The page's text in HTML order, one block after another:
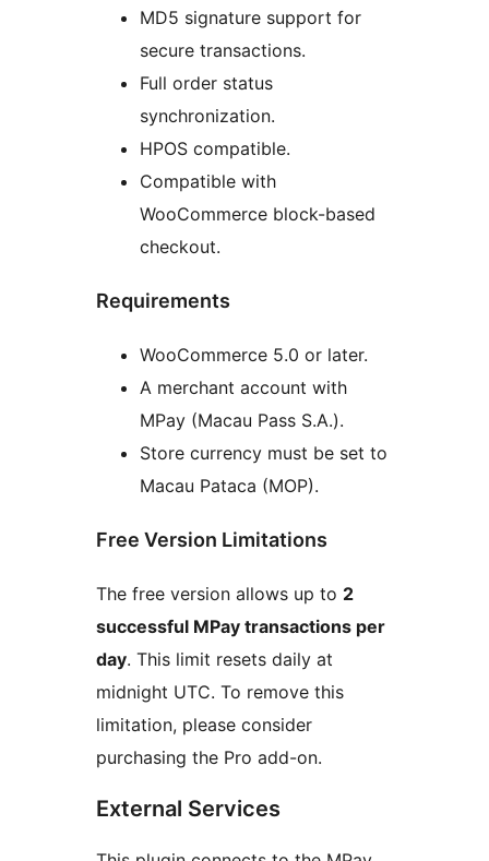
MD5 signature support for
secure transactions.
Full order status
synchronization.
HPOS compatible.
Compatible with
WooCommerce block-based
checkout.
Requirements
WooCommerce 5.0 or later.
A merchant account with
MPay (Macau Pass S.A.).
Store currency must be set to
Macau Pataca (MOP).
Free Version Limitations
The free version allows up to 2
successful MPay transactions per
day. This limit resets daily at
midnight UTC. To remove this
limitation, please consider
purchasing the Pro add-on.
External Services